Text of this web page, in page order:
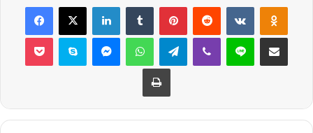
Facebook
X LinkedInTumblr PinterestReddit VKontakte
Pocket Skype MessengerWhatsAppTelegramViber Line E-Posta ile
Yazdır